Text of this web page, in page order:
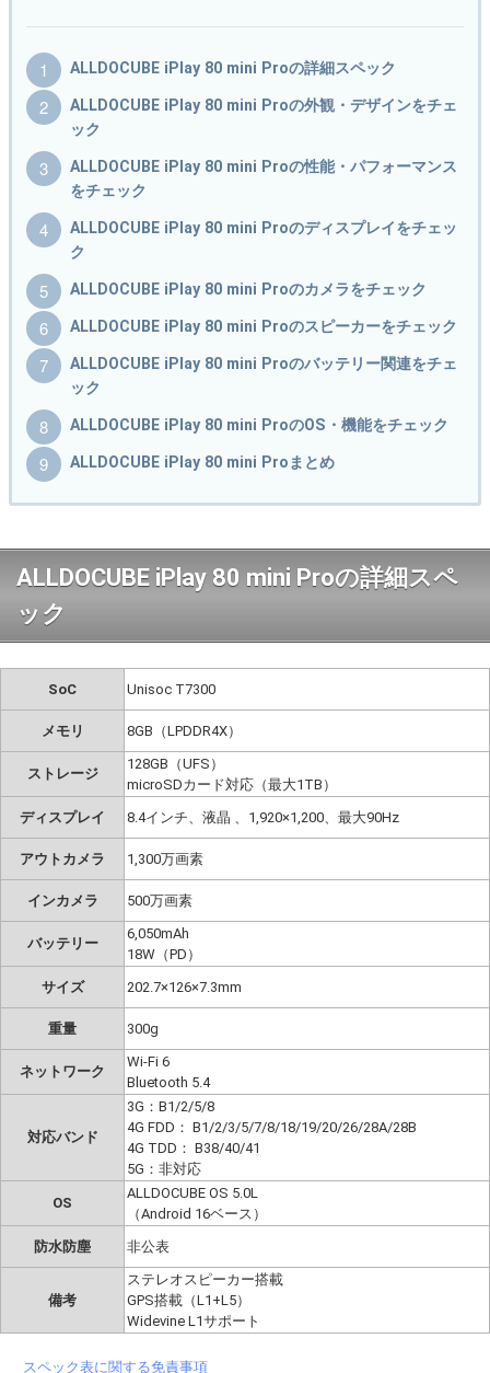
ALLDOCUBE iPlay 80 mini Proの詳細スペック
ALLDOCUBE iPlay 80 mini Proの外観・デザインをチェ
ック
ALLDOCUBE iPlay 80 mini Proの性能・パフォーマンス
をチェック
ALLDOCUBE iPlay 80 mini Proのディスプレイをチェッ
ク
ALLDOCUBE iPlay 80 mini Proのカメラをチェック
ALLDOCUBE iPlay 80 mini Proのスピーカーをチェック
ALLDOCUBE iPlay 80 mini Proのバッテリー関連をチェ
ック
ALLDOCUBE iPlay 80 mini ProのOS・機能をチェック
ALLDOCUBE iPlay 80 mini Proまとめ
ALLDOCUBE iPlay 80 mini Proの詳細スペ
ック
SoC Unisoc T7300
メモリ 8GB（LPDDR4X）
ストレージ
128GB（UFS）
microSDカード対応（最大1TB）
ディスプレイ
8.4インチ、液晶 、1,920×1,200、最大90Hz
アウトカメラ 1,300万画素
インカメラ 500万画素
バッテリー
6,050mAh
18W（PD）
サイズ
202.7×126×7.3mm
重量 300g
ネットワーク
Wi-Fi 6
Bluetooth 5.4
対応バンド
3G：B1/2/5/8
4G FDD： B1/2/3/5/7/8/18/19/20/26/28A/28B
4G TDD： B38/40/41
5G：非対応
OS
ALLDOCUBE OS 5.0L
（Android 16ベース）
防水防塵
非公表
備考
ステレオスピーカー搭載
GPS搭載（L1+L5）
Widevine L1サポート
スペック表に関する免責事項